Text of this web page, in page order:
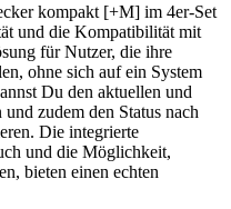
kompakt [+M] im 4er-Set
und die Kompatibilität mit
für Nutzer, die ihre
ohne sich auf ein System
Du den aktuellen und
zudem den Status nach
Die integrierte
und die Möglichkeit,
bieten einen echten